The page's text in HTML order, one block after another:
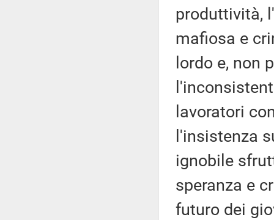
produttività,
mafiosa e
lordo e, non
lavoratori
l'insistenza
ignobile
speranza e
futuro dei